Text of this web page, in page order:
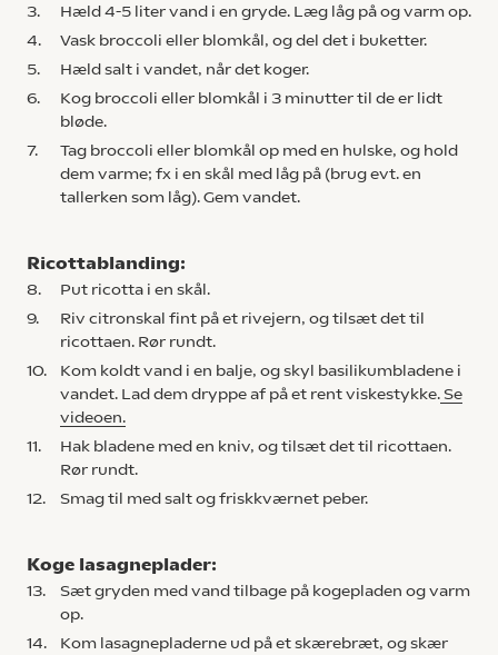
3.
Hæld 4-5 liter vand i en gryde. Læg låg på og varm op.
4.
Vask broccoli eller blomkål, og del det i buketter.
5.
Hæld salt i vandet, når det koger.
6.
Kog broccoli eller blomkål i 3 minutter til de er lidt
bløde.
7.
Tag broccoli eller blomkål op med en hulske, og hold
dem varme; fx i en skål med låg på (brug evt. en
tallerken som låg). Gem vandet.
Ricottablanding:
8.
Put ricotta i en skål.
9.
Riv citronskal fint på et rivejern, og tilsæt det til
ricottaen. Rør rundt.
10.
Kom koldt vand i en balje, og skyl basilikumbladene i
vandet. Lad dem dryppe af på et rent viskestykke. Se
videoen.
11.
Hak bladene med en kniv, og tilsæt det til ricottaen.
Rør rundt.
12.
Smag til med salt og friskkværnet peber.
Koge lasagneplader:
13.
Sæt gryden med vand tilbage på kogepladen og varm
op.
14.
Kom lasagnepladerne ud på et skærebræt, og skær